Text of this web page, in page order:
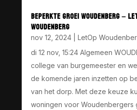
BEPERKTE GROEI WOUDENBERG –
WOUDENBERG
nov 12, 2024| LetOp
di 12 nov, 15:24 Algemeen
college van burgemeester en
de komende jaren inzetten op
van het dorp. Met deze keuze
woningen voor Woudenbergers